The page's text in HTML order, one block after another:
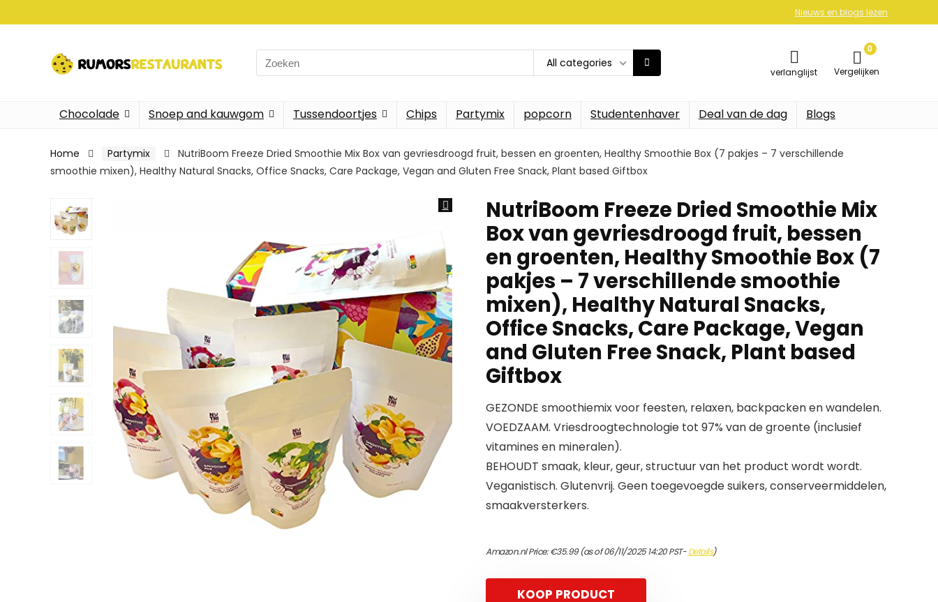
Nieuws en blogs lezen
Search
for:
All categories
verlanglijst
0
Vergelijken
Chocolade Snoep and kauwgom Tussendoortjes Chips Partymix popcorn Studentenhaver Deal van de dag Blogs
Home Partymix
NutriBoom Freeze Dried Smoothie Mix Box van gevriesdroogd fruit, bessen en groenten, Healthy Smoothie Box (7 pakjes – 7 verschillende
smoothie mixen), Healthy Natural Snacks, Office Snacks, Care Package, Vegan and Gluten Free Snack, Plant based Giftbox
NutriBoom Freeze Dried Smoothie Mix
Box van gevriesdroogd fruit, bessen
en groenten, Healthy Smoothie Box (7
pakjes – 7 verschillende smoothie
mixen), Healthy Natural Snacks,
Office Snacks, Care Package, Vegan
and Gluten Free Snack, Plant based
Giftbox
GEZONDE smoothiemix voor feesten, relaxen, backpacken en wandelen.
VOEDZAAM. Vriesdroogtechnologie tot 97% van de groente (inclusief
vitamines en mineralen).
BEHOUDT smaak, kleur, geur, structuur van het product wordt wordt.
Veganistisch. Glutenvrij. Geen toegevoegde suikers, conserveermiddelen,
smaakversterkers.
Amazon.nl Price:€35.99(as of 06/11/2025 14:20 PST-Details)
KOOP PRODUCT